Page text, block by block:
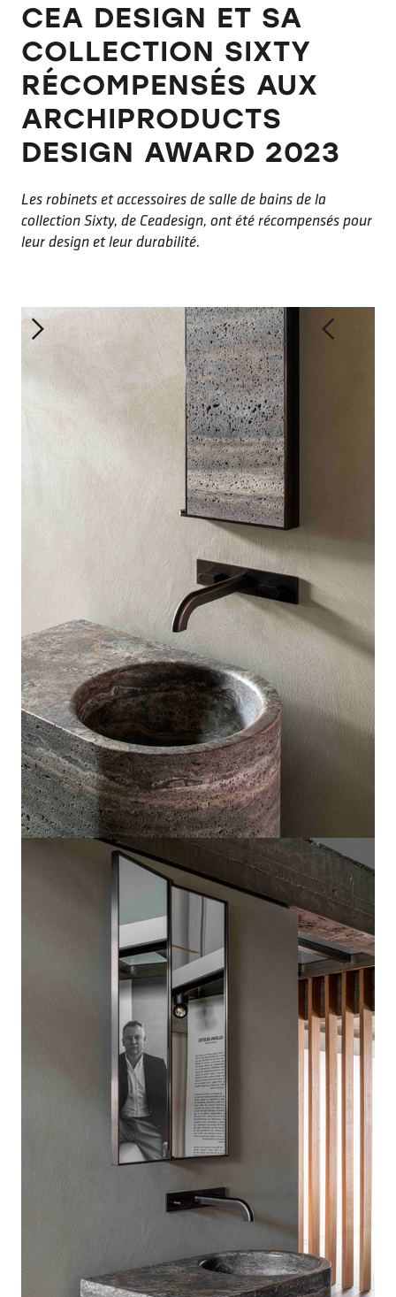
CEA DESIGN ET SA
COLLECTION SIXTY
RÉCOMPENSÉS AUX
ARCHIPRODUCTS
DESIGN AWARD 2023
Les robinets et accessoires de salle de bains de la
collection Sixty, de Ceadesign, ont été récompensés pour
leur design et leur durabilité.